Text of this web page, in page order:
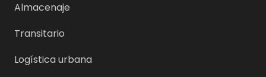
Almacenaje
Transitario
Logística urbana